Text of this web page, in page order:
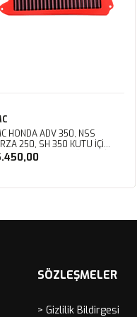
HONDA ADV 350, NSS
250, SH 350 KUTU İÇİ
HAVA FİLTRESİ
SÖZLEŞMELER
> Gizlilik Bildirgesi